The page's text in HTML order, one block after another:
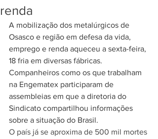
renda
A mobilização dos metalúrgicos de
Osasco e região em defesa da vida,
emprego e renda aqueceu a sexta-feira,
18 fria em diversas fábricas.
Companheiros como os que trabalham
na Engematex participaram de
assembleias em que a diretoria do
Sindicato compartilhou informações
sobre a situação do Brasil.
O país já se aproxima de 500 mil mortes